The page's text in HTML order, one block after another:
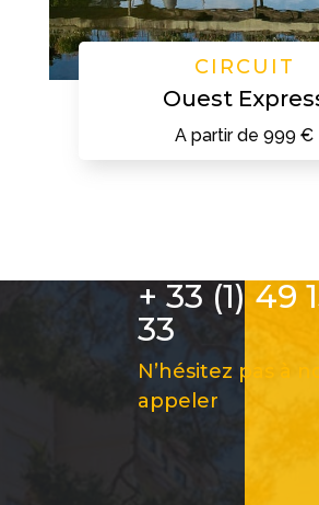
CIRCUIT
Ouest
A partir de 999 €
+ 33 (1) 49
33
N’hésitez pas à
appeler